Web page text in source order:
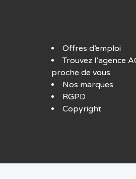
Offres d’emploi
Trouvez l’agence
proche de vous
Nos marques
RGPD
Copyright